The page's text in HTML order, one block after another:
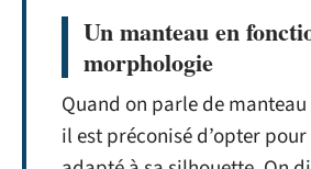
Un manteau en
morphologie
Quand on parle de
il est préconisé d’opter